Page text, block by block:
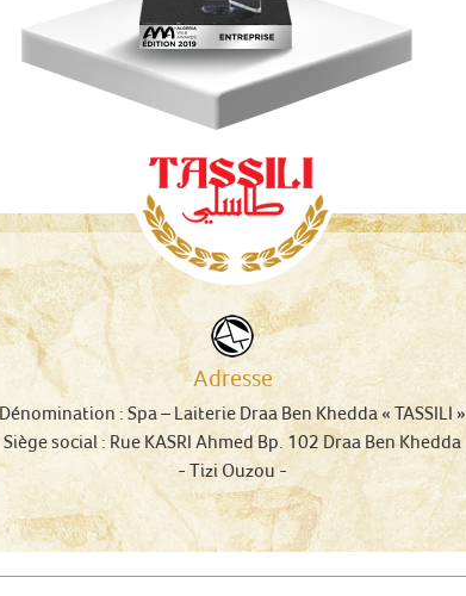
Adresse
Dénomination : Spa – Laiterie Draa Ben Khedda « TASSILI »
Siège social : Rue KASRI Ahmed Bp. 102 Draa Ben Khedda
- Tizi Ouzou-